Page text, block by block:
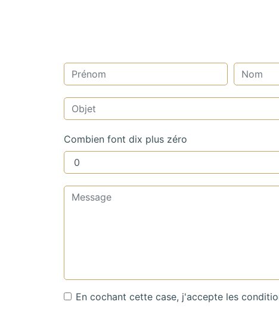
Combien font dix plus zéro
En cochant cette case, j'accepte les